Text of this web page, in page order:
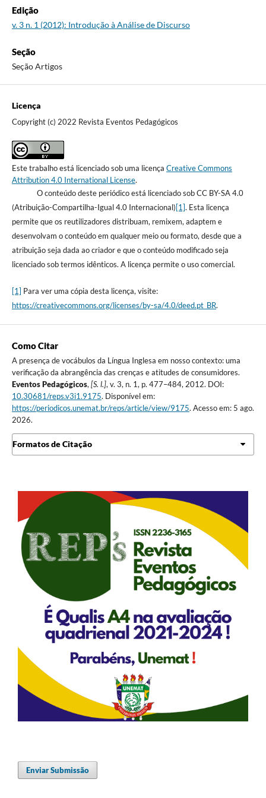
Edição
v. 3 n. 1 (2012): Introdução à Análise de Discurso
Seção
Seção Artigos
Licença
Copyright (c) 2022 Revista Eventos Pedagógicos
Este trabalho está licenciado sob uma licença Creative Commons
Attribution 4.0 International License.
O conteúdo deste periódico está licenciado sob CC BY-SA 4.0
(Atribuição-Compartilha-Igual 4.0 Internacional)[1]. Esta licença
permite que os reutilizadores distribuam, remixem, adaptem e
desenvolvam o conteúdo em qualquer meio ou formato, desde que a
atribuição seja dada ao criador e que o conteúdo modificado seja
licenciado sob termos idênticos. A licença permite o uso comercial.
[1] Para ver uma cópia desta licença, visite:
https://creativecommons.org/licenses/by-sa/4.0/deed.pt_BR.
Como Citar
A presença de vocábulos da Língua Inglesa em nosso contexto: uma
verificação da abrangência das crenças e atitudes de consumidores.
Eventos Pedagógicos, [S. l.], v. 3, n. 1, p. 477–484, 2012. DOI:
10.30681/reps.v3i1.9175. Disponível em:
https://periodicos.unemat.br/reps/article/view/9175. Acesso em: 5 ago.
2026.
Formatos de Citação
Enviar Submissão